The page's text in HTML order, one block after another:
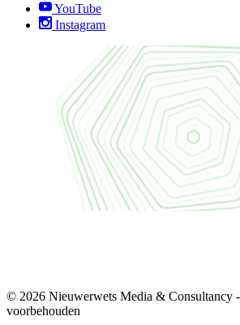
YouTube
Instagram
© 2026 Nieuwerwets Media & Consultancy
voorbehouden